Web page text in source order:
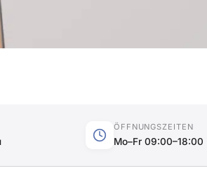
ÖFFNUNGSZEITEN
Mo–Fr 09:00–18:00